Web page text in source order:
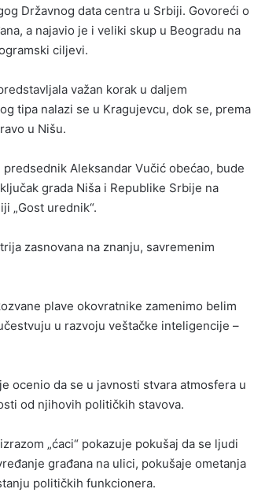
Državnog data centra u Srbiji. Govoreći o
a najavio je i veliki skup u Beogradu na
ciljevi.
važan korak u daljem
tipa nalazi se u Kragujevcu, dok se, prema
u Nišu.
Aleksandar Vučić obećao, bude
grada Niša i Republike Srbije na
„Gost urednik“.
zasnovana na znanju, savremenim
plave okovratnike zamenimo belim
u razvoju veštačke inteligencije –
ocenio da se u javnosti stvara atmosfera u
od njihovih političkih stavova.
„ćaci“ pokazuje pokušaj da se ljudi
građana na ulici, pokušaje ometanja
političkih funkcionera.